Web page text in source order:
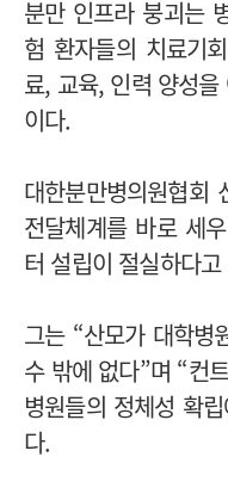
분만 인프라 붕괴는
험 환자들의 치료기
료, 교육, 인력 양성
이다.
대한분만병의원협회
전달체계를 바로 세
터 설립이 절실하다
그는 “산모가 대학병
수 밖에 없다”며 “컨
병원들의 정체성 확
다.